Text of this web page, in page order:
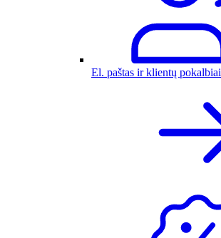
El. paštas ir klientų pokalbiai